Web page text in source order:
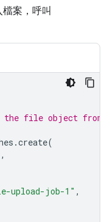
案，呼叫
the file object from
.create(
,
upload-job-1" ,